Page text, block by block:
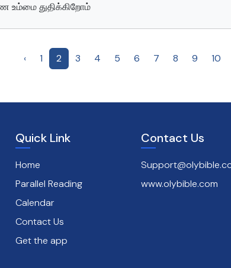
உம்மை துதிக்கிறோம்
‹ 1 2 3 4 5 6 7 8 9 10
Quick Link
Home
Parallel Reading
Calendar
Contact Us
Get the app
Contact Us
www.olybible.com